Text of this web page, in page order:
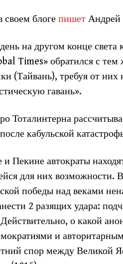
своем блоге пишет Андрей
на другом конце
Times» обратился с
(Тайвань), требуя от
гавань».
Тоталинтерна
кабульской
Пекине автократы
для них возможности.
победы над веками
2 разящих удара:
о какой
и
спор между Великой